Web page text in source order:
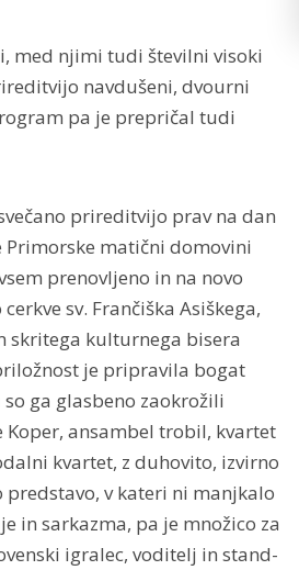
med njimi tudi številni visoki
navdušeni, dvourni
pa je prepričal tudi
prireditvijo prav na dan
matični domovini
prenovljeno in na novo
sv. Frančiška Asiškega,
skritega kulturnega bisera
je pripravila bogat
ga glasbeno zaokrožili
Koper, ansambel trobil, kvartet
kvartet, z duhovito, izvirno
predstavo, v kateri ni manjkalo
in sarkazma, pa je množico za
igralec, voditelj in stand-